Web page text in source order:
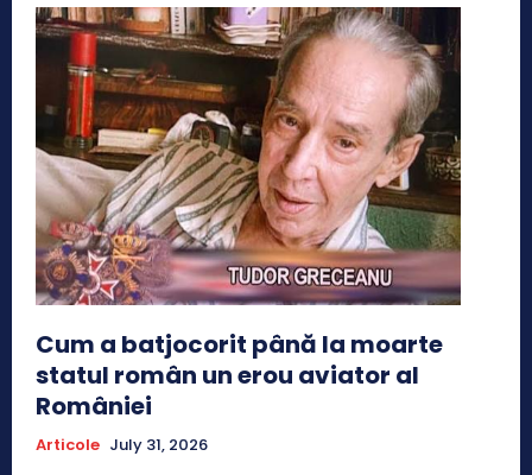
Cum a batjocorit până la moarte
statul român un erou aviator al
României
Articole July 31, 2026